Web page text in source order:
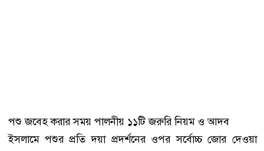
​পশু জবেহ করার সময় পালনীয় ১১টি জরুরি নিয়ম ও আদব
​ইসলামে পশুর প্রতি দয়া প্রদর্শনের ওপর সর্বোচ্চ জোর দেওয়া